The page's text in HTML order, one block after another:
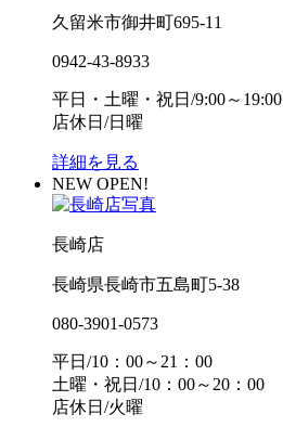
久留米市御井町695-11
0942-43-8933
平日・土曜・祝日/9:00～19:00
店休日/日曜
詳細を見る
NEW OPEN!
長崎店
長崎県長崎市五島町5-38
080-3901-0573
平日/10：00～21：00
土曜・祝日/10：00～20：00
店休日/火曜